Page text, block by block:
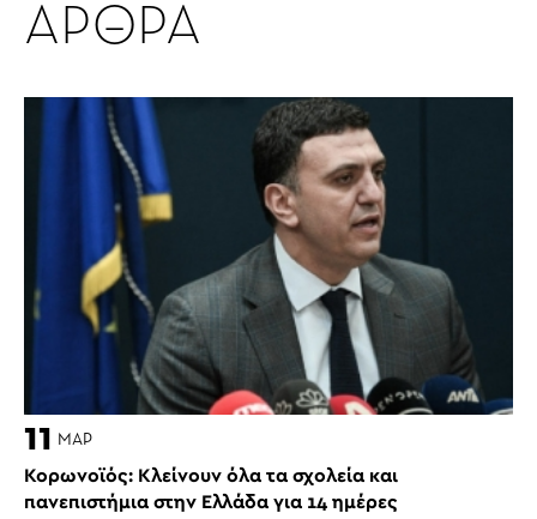
ΑΡΘΡΑ
11 ΜΑΡ
Κορωνοϊός: Κλείνουν όλα τα σχολεία και
πανεπιστήμια στην Ελλάδα για 14 ημέρες